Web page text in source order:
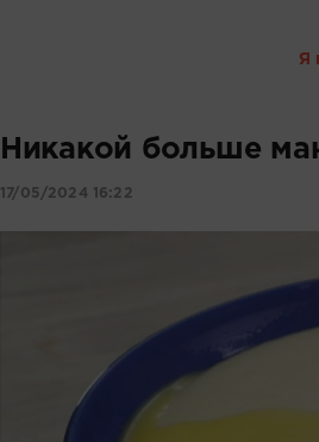
Я
Никакой больше
17/05/2024 16:22